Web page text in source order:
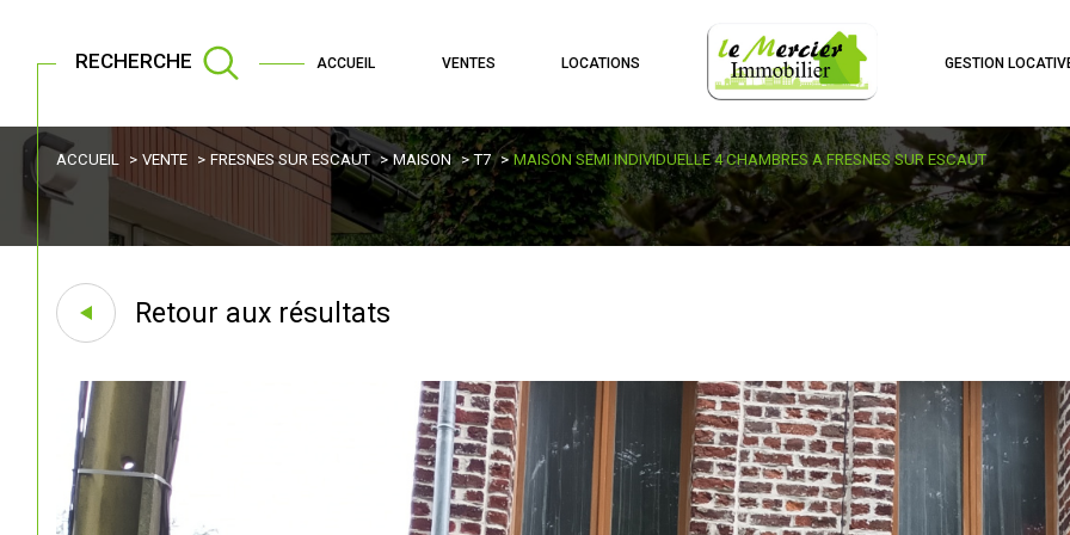
ACCUEIL VENTES LOCATIONS GESTION
RECHERCHE
ACCUEIL VENTE FRESNES SUR ESCAUT MAISON T7 MAISON SEMI INDIVIDUELLE 4 CHAMBRES A FRESNES SUR ESCAUT
Retour aux résultats